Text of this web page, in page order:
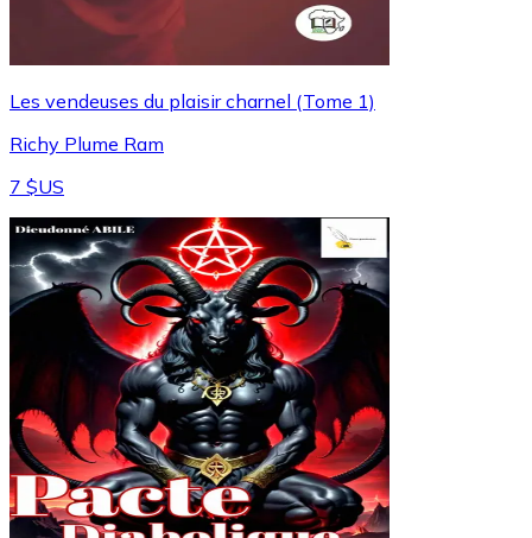
Les vendeuses du plaisir charnel (Tome 1)
Richy Plume Ram
7 $US